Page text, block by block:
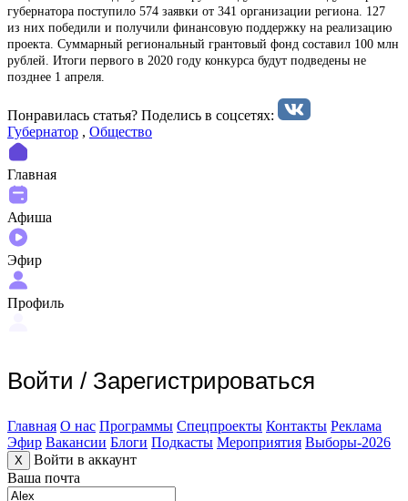
губернатора поступило 574 заявки от 341 организации региона. 127
из них победили и получили финансовую поддержку на реализацию
проекта. Суммарный региональный грантовый фонд составил 100 млн
рублей. Итоги первого в 2020 году конкурса будут подведены не
позднее 1 апреля.
Понравилась статья? Поделиcь в соцсетях:
Губернатор , Общество
Главная
Афиша
Эфир
Профиль
Войти / Зарегистрироваться
Главная О нас Программы Спецпроекты Контакты Реклама
Эфир Вакансии Блоги Подкасты Мероприятия Выборы-2026
X
Войти в аккаунт
Ваша почта